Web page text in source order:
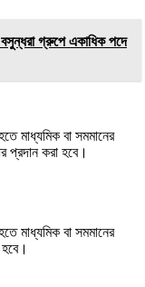
গ্রুপে একাধিক পদে
মাধ্যমিক বা সমমানের
প্রদান করা হবে।
মাধ্যমিক বা সমমানের